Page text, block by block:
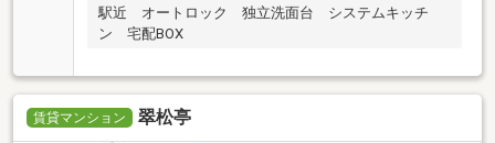
駅近 オートロック 独立洗面台 システムキッチ
ン 宅配BOX
賃貸マンション 翠松亭